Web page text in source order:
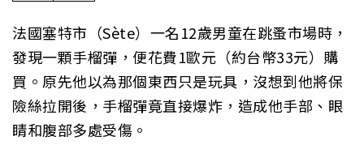
法國塞特市（Sète）一名12歲男童在跳蚤市場時，
發現一顆手榴彈，便花費1歐元（約台幣33元）購
買。原先他以為那個東西只是玩具，沒想到他將保
險絲拉開後，手榴彈竟直接爆炸，造成他手部、眼
睛和腹部多處受傷。